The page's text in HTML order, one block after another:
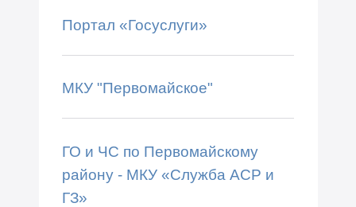
Портал «Госуслуги»
МКУ "Первомайское"
ГО и ЧС по Первомайскому
району - МКУ «Служба АСР и
ГЗ»